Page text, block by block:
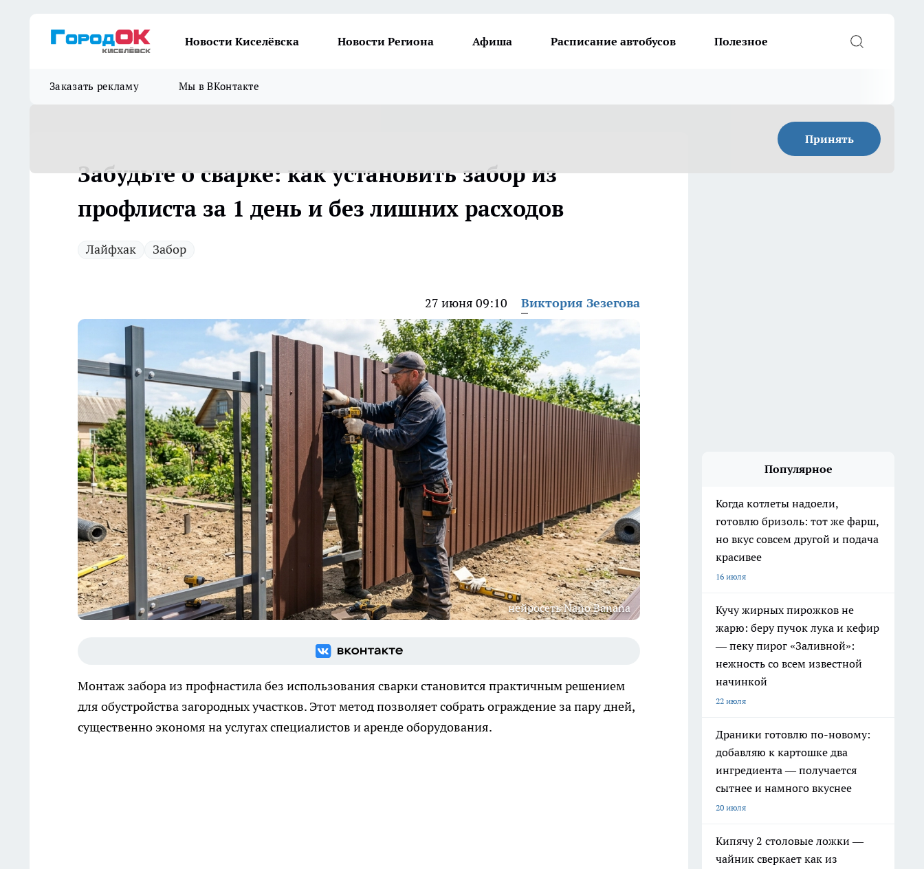
Новости Киселёвска Новости Региона Афиша Расписание автобусов Полезное
Заказать рекламу Мы в ВКонтакте
Принять
Забудьте о сварке: как установить забор из
профлиста за 1 день и без лишних расходов
Лайфхак Забор
27 июня 09:10 Виктория Зезегова
нейросеть Nano Banana
Монтаж забора из профнастила без использования сварки становится практичным решением
для обустройства загородных участков. Этот метод позволяет собрать ограждение за пару дней,
существенно экономя на услугах специалистов и аренде оборудования.
Популярное
Когда котлеты надоели,
готовлю бризоль: тот же фарш,
но вкус совсем другой и подача
красивее
16 июля
Кучу жирных пирожков не
жарю: беру пучок лука и кефир
— пеку пирог «Заливной»:
нежность со всем известной
начинкой
22 июля
Драники готовлю по-новому:
добавляю к картошке два
ингредиента — получается
сытнее и намного вкуснее
20 июля
Кипячу 2 столовые ложки —
чайник сверкает как из